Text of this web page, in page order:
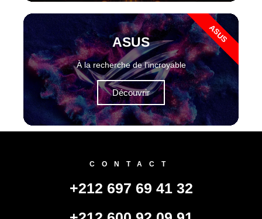
ASUS
À la recherche de l'incroyable
Découvrir
ASUS
CONTACT
+212 697 69 41 32